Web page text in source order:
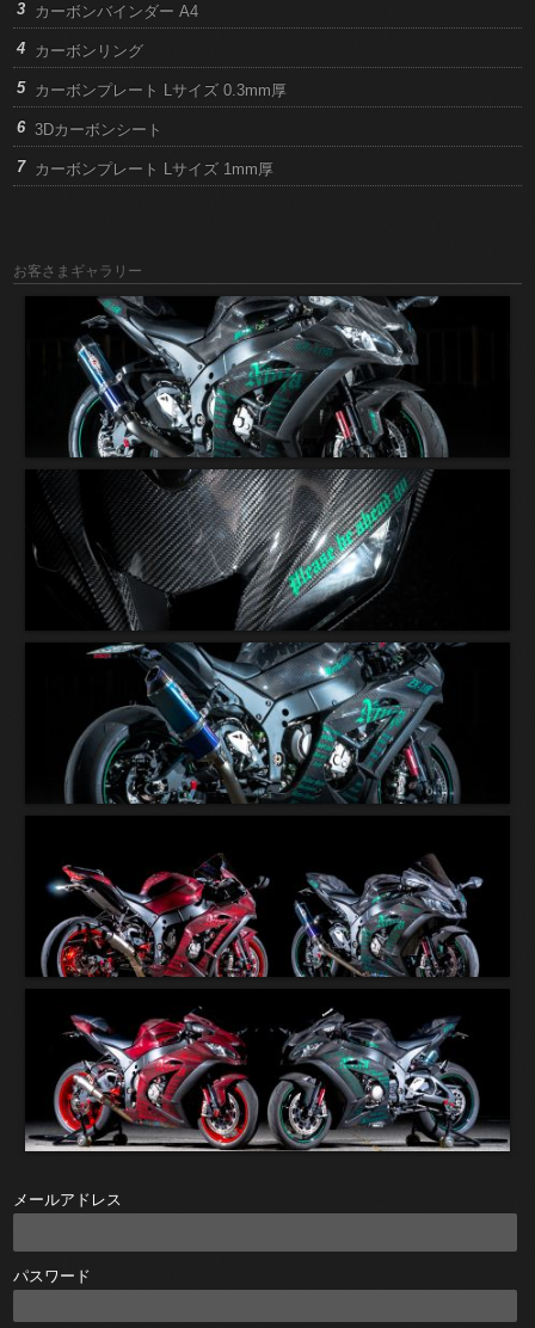
カーボンバインダー A4
カーボンリング
カーボンプレート Lサイズ 0.3mm厚
3Dカーボンシート
カーボンプレート Lサイズ 1mm厚
お客さまギャラリー
メールアドレス
パスワード